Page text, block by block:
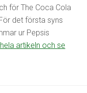
för The Coca Cola
det första syns
ur Pepsis
artikeln och se